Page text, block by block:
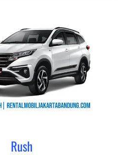
Rush